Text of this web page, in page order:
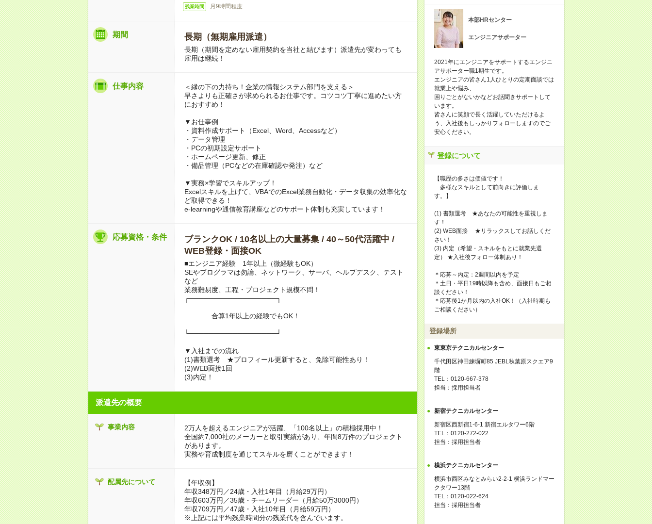
残業時間 月9時間程度
期間 長期（無期雇用派遣）
長期（期間を定めない雇用契約を当社と結びます）派遣先が変わっても
雇用は継続！
仕事内容
＜縁の下の力持ち！企業の情報システム部門を支える＞
早さよりも正確さが求められるお仕事です。コツコツ丁寧に進めたい方
におすすめ！
▼お仕事例
・資料作成サポート（Excel、Word、Accessなど）
・データ管理
・PCの初期設定サポート
・ホームページ更新、修正
・備品管理（PCなどの在庫確認や発注）など
▼実務×学習でスキルアップ！
Excelスキルを上げて、VBAでのExcel業務自動化・データ収集の効率化な
ど取得できる！
e-learningや通信教育講座などのサポート体制も充実しています！
応募資格・条件
ブランクOK / 10名以上の大量募集 / 40～50代活躍中 /
WEB登録・面接OK
■エンジニア経験 1年以上（微経験もOK）
SEやプログラマは勿論、ネットワーク、サーバ、ヘルプデスク、テスト
など
業務難易度、工程・プロジェクト規模不問！
┌──────────────────┐
合算1年以上の経験でもOK！
└──────────────────┘
▼入社までの流れ
(1)書類選考 ★プロフィール更新すると、免除可能性あり！
(2)WEB面接1回
(3)内定！
派遣先の概要
事業内容
2万人を超えるエンジニアが活躍、「100名以上」の積極採用中！
全国約7,000社のメーカーと取引実績があり、年間8万件のプロジェクト
があります。
実務や育成制度を通じてスキルを磨くことができます！
配属先について
【年収例】
年収348万円／24歳・入社1年目（月給29万円）
年収603万円／35歳・チームリーダー（月給50万3000円）
年収709万円／47歳・入社10年目（月給59万円）
※上記には平均残業時間分の残業代を含んでいます。
本部HRセンター
エンジニアサポーター
2021年にエンジニアをサポートするエンジニ
アサポーター職1期生です。
エンジニアの皆さん1人ひとりの定期面談では
就業上や悩み、
困りごとがないかなどお話聞きサポートして
います。
皆さんに笑顔で長く活躍していただけるよ
う、入社後もしっかりフォローしますのでご
安心ください。
登録について
【職歴の多さは価値です！
多様なスキルとして前向きに評価しま
す。】
(1) 書類選考 ★あなたの可能性を重視しま
す！
(2) WEB面接 ★リラックスしてお話しくだ
さい！
(3) 内定（希望・スキルをもとに就業先選
定） ★入社後フォロー体制あり！
＊応募～内定：2週間以内を予定
＊土日・平日19時以降も含め、面接日もご相
談ください！
＊応募後1か月以内の入社OK！（入社時期も
ご相談ください）
登録場所
東東京テクニカルセンター
千代田区神田練塀町85 JEBL秋葉原スクエア9
階
TEL：0120-667-378
担当：採用担当者
新宿テクニカルセンター
新宿区西新宿1-6-1 新宿エルタワー6階
TEL：0120-272-022
担当：採用担当者
横浜テクニカルセンター
横浜市西区みなとみらい2-2-1 横浜ランドマー
クタワー13階
TEL：0120-022-624
担当：採用担当者